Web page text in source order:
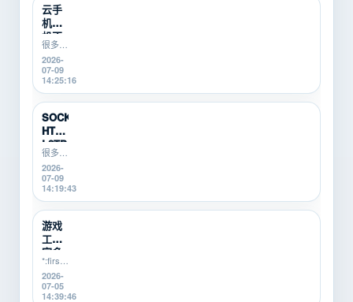
云手
机挂
机不
稳定
怎么
办？
搬砖
新
手...
很多游
戏搬
砖、游
戏打金
新手在
使用云
手机挂
机时，
会遇到
掉线、
卡顿、
登录异
常、运
等问
题。本
文从...
2026-
07-09
14:25:16
SOCKS5、
HTTP、
L2TP/P...
很多游
戏搬
砖、游
戏打
金、多
开挂机
的新
手，不
知道
SOCKS5、
HTTP、
L2TP/PPTP
有什...
2026-
07-09
14:19:43
游戏
工作
室多
开环
境怎
么
*:first-
child]:mt-
0
_markdownContent_1dyy3_85
2026-
07-05
14:39:46